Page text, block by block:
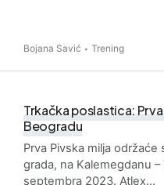
Bojana Savić Trening
Trkačka poslastica:
Beogradu
Prva Pivska milja
grada, na Kalemegdanu –
septembra 2023. Atlex…